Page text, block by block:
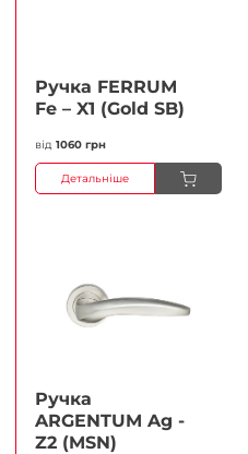
Ручка FERRUМ
Fe – X1 (Gold SB)
від 1060 грн
Детальніше
Ручка
ARGENTUM Ag -
Z2 (MSN)